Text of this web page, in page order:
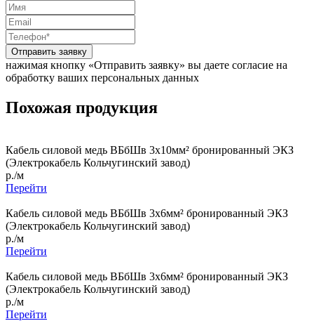
Отправить заявку
нажимая кнопку «Отправить заявку» вы даете согласие на
обработку ваших персональных данных
Похожая продукция
Кабель силовой медь ВБбШв 3x10мм² бронированный ЭКЗ
(Электрокабель Кольчугинский завод)
р./м
Перейти
Кабель силовой медь ВБбШв 3x6мм² бронированный ЭКЗ
(Электрокабель Кольчугинский завод)
р./м
Перейти
Кабель силовой медь ВБбШв 3x6мм² бронированный ЭКЗ
(Электрокабель Кольчугинский завод)
р./м
Перейти